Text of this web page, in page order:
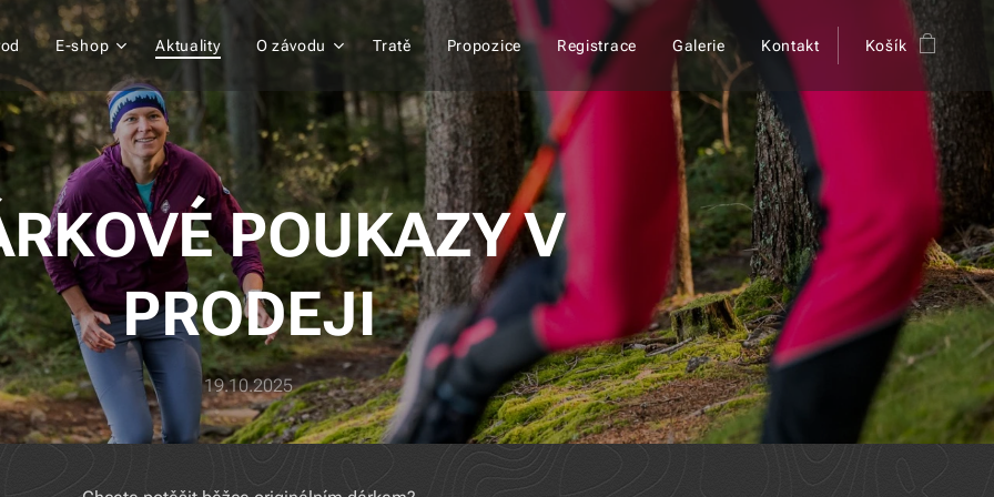
E-shop Aktuality O závodu Tratě Propozice Registrace Galerie Kontakt Košík
POUKAZY V
PRODEJI
19.10.2025